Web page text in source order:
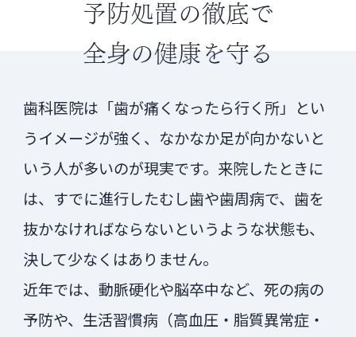
予防処置の徹底で
全身の健康を守る
歯科医院は「歯が痛くなったら行く所」とい
うイメージが強く、なかなか足が向かないと
いう人が多いのが現実です。来院したときに
は、すでに進行したむし歯や歯周病で、歯を
抜かなければならないというような状態も、
決して少なくはありません。
近年では、動脈硬化や脳卒中など、死の病の
予防や、生活習慣病（高血圧・脂質異常症・